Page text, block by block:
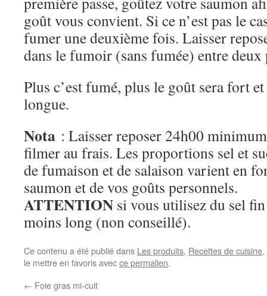
goût vous convient. Si ce n’est pas le
fumer une deuxième fois. Laisser
dans le fumoir (sans fumée) entre deux
Plus c’est fumé, plus le goût sera fort
longue.
Nota : Laisser reposer 24h00
filmer au frais. Les proportions sel et
de fumaison et de salaison varient en
saumon et de vos goûts personnels.
ATTENTION si vous utilisez du sel
moins long (non conseillé).
Ce contenu a été publié dans Les produits, Recettes de cuisine,
le mettre en favoris avecce permalien.
← Foie gras mi-cuit